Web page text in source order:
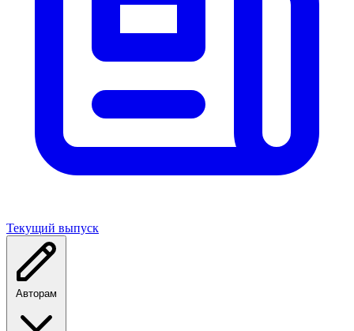
Текущий выпуск
Авторам